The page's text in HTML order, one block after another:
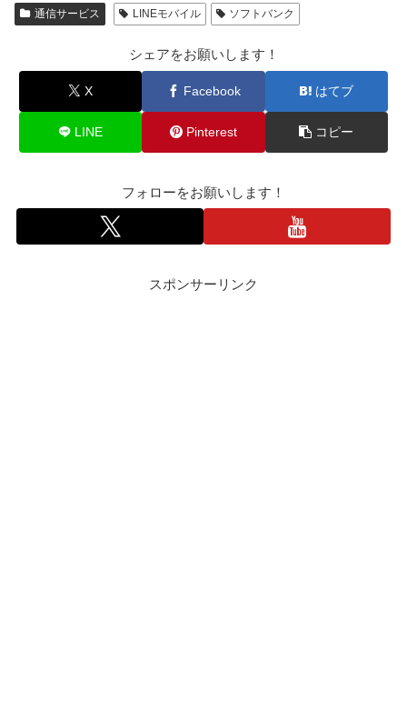
通信サービス LINEモバイル ソフトバンク
シェアをお願いします！
X Facebook はてブ
LINE Pinterest コピー
フォローをお願いします！
スポンサーリンク